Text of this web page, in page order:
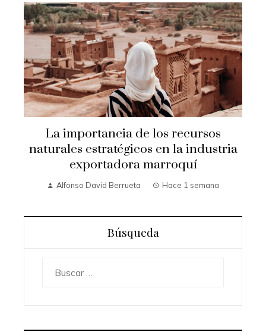
La importancia de los recursos
naturales estratégicos en la industria
exportadora marroquí
Alfonso David Berrueta Hace 1 semana
Búsqueda